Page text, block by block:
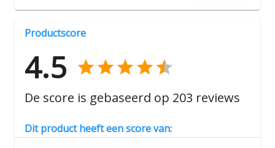
Productscore
4.5
De score is gebaseerd op 203 reviews
Dit product heeft een score van: